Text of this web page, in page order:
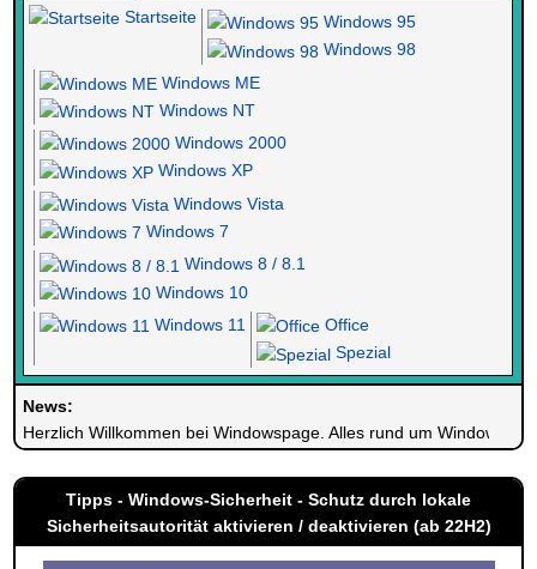
Startseite
Windows 95
Windows 98
Windows ME
Windows NT
Windows 2000
Windows XP
Windows Vista
Windows 7
Windows 8 / 8.1
Windows 10
Windows 11
Office
Spezial
News:
Herzlich Willkommen bei Windowspage. Alles rund um Windows.
Tipps - Windows-Sicherheit - Schutz durch lokale
Sicherheitsautorität aktivieren / deaktivieren (ab 22H2)